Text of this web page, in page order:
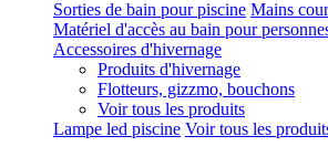
Sorties de bain pour piscine Mains
Matériel d'accès au bain pour
Accessoires d'hivernage
Produits d'hivernage
Flotteurs, gizzmo, bouchons
Voir tous les produits
Lampe led piscine Voir tous les